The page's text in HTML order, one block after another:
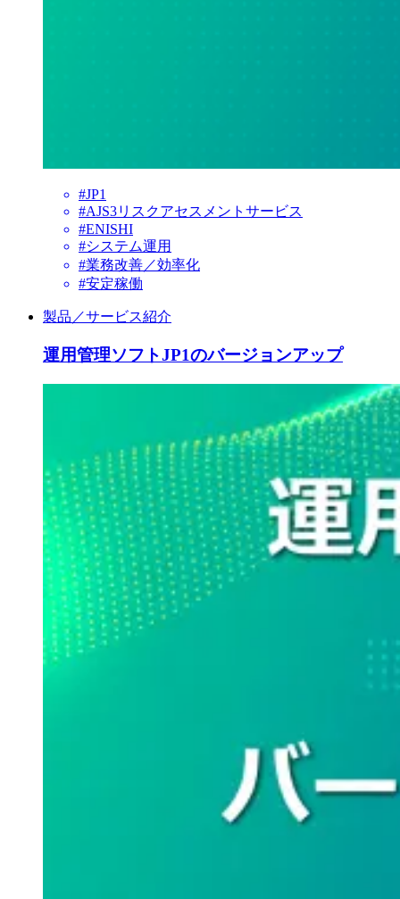
#JP1
#AJS3リスクアセスメントサービス
#ENISHI
#システム運用
#業務改善／効率化
#安定稼働
製品／サービス紹介
運用管理ソフトJP1のバージョンアップ